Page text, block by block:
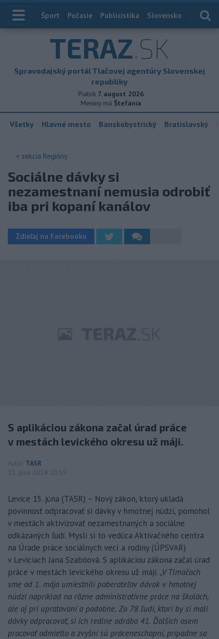
Index
Šport Počasie Publicistika Slovensko
TERAZ.SK
Spravodajský portál Tlačovej agentúry Slovenskej
republiky
Piatok 7. august 2026
Meniny má Štefánia
Všetky Hlavné mesto Banskobystrický Bratislavský
< sekcia Regióny
Sociálne dávky si
nezamestnaní nemusia odrobiť
iba pri kopaní kanálov
Zdieľaj na Facebooku
S aplikáciou zákona začal úrad práce
v mestách levického okresu už máji.
Autor TASR
15. júna 2014 10:19
Levice 15. júna (TASR) – Nový zákon, ktorý ukladá
povinnosť odpracovať si dávky v hmotnej núdzi, pomohol
v mestách aktivizovať nezamestnaných a sociálne
odkázaných ľudí. Myslí si to vedúca Aktivačného centra
na Úrade práce sociálnych vecí a rodiny (ÚPSVAR)
v Leviciach Jana Szabóová. S aplikáciou zákona začal úrad
práce v mestách levického okresu už máji. „V Tlmačoch
sme od 1. mája umiestnili poberateľov dávok v hmotnej
núdzi napríklad na rôzne administratívne práce na školách,
ale aj pri upratovaní a podobne. Zo 78 ľudí, ktorí by si mali
dávky odpracovať, si ich reálne odrába 41. Ďalších osem
pracovať odmietlo a zvyšní sú práceneschopní, prípadne sa